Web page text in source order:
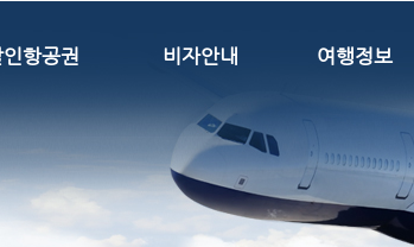
항공권 비자안내 여행정보